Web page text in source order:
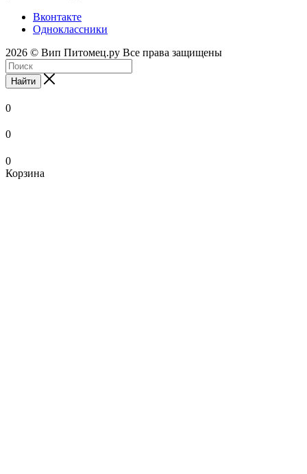
Вконтакте
Одноклассники
2026 © Вип Питомец.ру Все права защищены
Найти
0
0
0
Корзина